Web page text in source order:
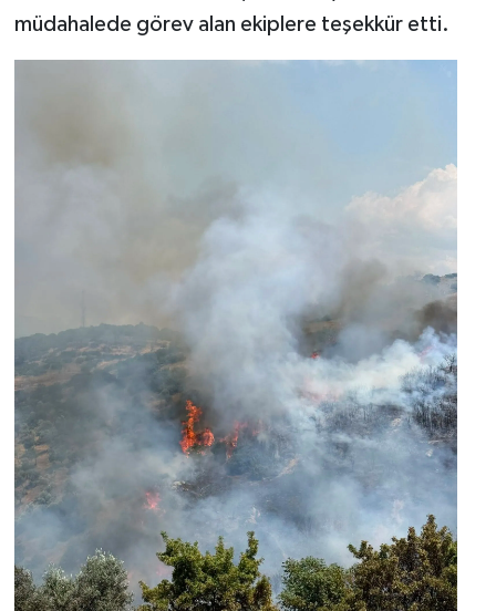
müdahalede görev alan ekiplere teşekkür etti.